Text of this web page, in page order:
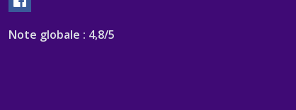
Note globale : 4,8/5